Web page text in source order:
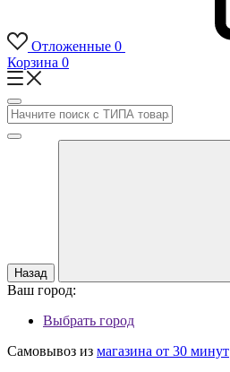
Отложенные 0
Корзина 0
Назад
Ваш город:
Выбрать город
Самовывоз из магазина от 30 минут